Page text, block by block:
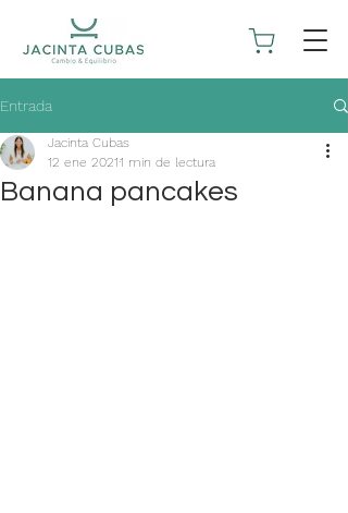
Entrada
Banana pancakes
Jacinta Cubas
12 ene 20211 min de lectura